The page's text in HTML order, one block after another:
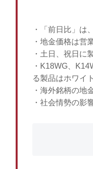
・「前日比」は
・地金価格は営
・土日、祝日に
・K18WG、
る製品はホワイ
・海外銘柄の地
・社会情勢の影